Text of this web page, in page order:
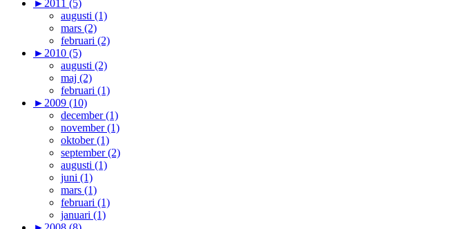
► 2011 (5)
augusti (1)
mars (2)
februari (2)
► 2010 (5)
augusti (2)
maj (2)
februari (1)
► 2009 (10)
december (1)
november (1)
oktober (1)
september (2)
augusti (1)
juni (1)
mars (1)
februari (1)
januari (1)